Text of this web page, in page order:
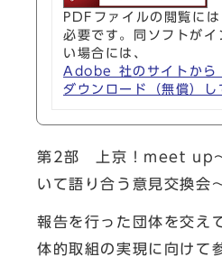
PDFファイルの閲覧
必要です。同ソフトがイ
い場合には、
Adobe 社のサイトか
ダウンロード（無償）し
第2部 上京！meet up～
いて語り合う意見交換会
報告を行った団体を交え
体的取組の実現に向けて